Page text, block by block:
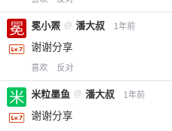
冕小罴 @ 潘大叔 1年前
谢谢分享
喜欢 反对
米粒墨鱼 @ 潘大叔 1年前
谢谢分享